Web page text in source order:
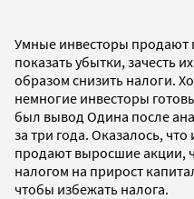
Умные инвесторы
показать убытки, зачесть
образом снизить налоги.
немногие инвесторы
был вывод Одина после
за три года. Оказалось,
продают выросшие акции,
налогом на прирост
чтобы избежать налога.